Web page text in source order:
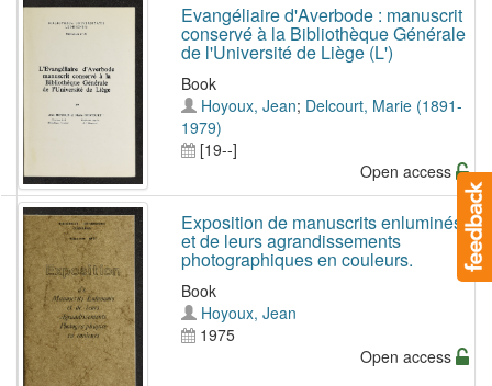
Evangéliaire d'Averbode : manuscrit
conservé à la Bibliothèque Générale
de l'Université de Liège (L')
Book
Hoyoux, Jean; Delcourt, Marie (1891-
1979)
[19--]
Open access
Exposition de manuscrits enluminés
et de leurs agrandissements
photographiques en couleurs.
Book
Hoyoux, Jean
1975
Open access